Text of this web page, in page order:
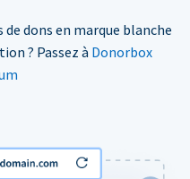
dons en marque blanche
? Passez à Donorbox